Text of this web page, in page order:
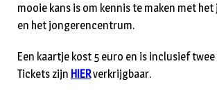
mooie kans is om kennis te maken met
en het jongerencentrum.
Een kaartje kost 5 euro en is inclusief
Tickets zijn HIERverkrijgbaar.